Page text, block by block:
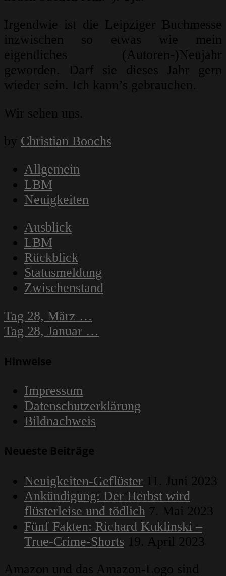
Irgendwie ist die Leipziger Buchmesse
inzwischen so etwas wie mein
eigentliches (Autoren-)Neujahr
geworden. Darf sie dieses Jahr gern
wieder sein. Ich kann’s gebrauchen.
Wir sehen uns.
by Christian Boochs
Allgemein
LBM
Neuigkeiten
Ausblick
LBM
Rückblick
Statusmeldung
Zwischenstand
Navigation
innerhalb
Beitrags
Tag 28, März …
Tag 28, Januar …
Hinweise
Impressum
Datenschutzerklärung
Bildnachweis
Neueste Beiträge
Neuigkeiten-Geflüster 11. Juni 2023
Ankündigung: Der Herbst wird
flüsterleise und tödlich 7. Mai 2023
Fünf Fakten: Richard Kuklinski –
True-Crime-Shorts 19. April 2023
Amazon und das Amazon-Logo sind